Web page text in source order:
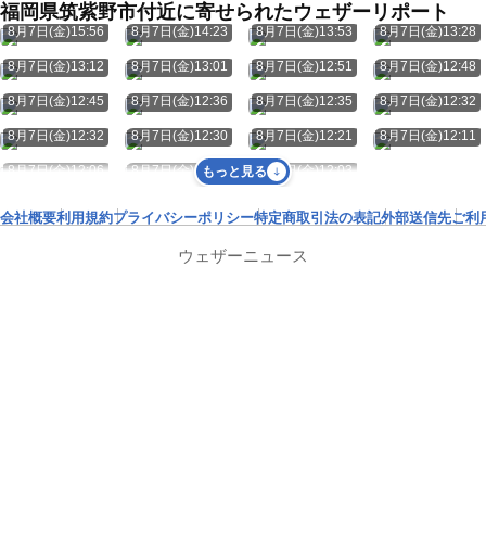
福岡県筑紫野市付近に寄せられたウェザーリポート
8月7日(金)15:56 8月7日(金)14:23 8月7日(金)13:53 8月7日(金)13:28
8月7日(金)13:12 8月7日(金)13:01 8月7日(金)12:51 8月7日(金)12:48
8月7日(金)12:45 8月7日(金)12:36 8月7日(金)12:35 8月7日(金)12:32
8月7日(金)12:32 8月7日(金)12:30 8月7日(金)12:21 8月7日(金)12:11
8月7日(金)12:06 8月7日(金)12:05 8月7日(金)12:03
もっと見る
会社概要利用規約プライバシーポリシー特定商取引法の表記外部送信先ご利
ウェザーニュース